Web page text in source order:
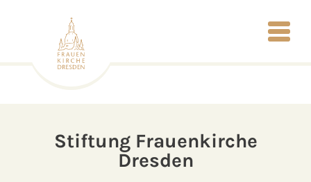
Stiftung Frauenkirche
Dresden